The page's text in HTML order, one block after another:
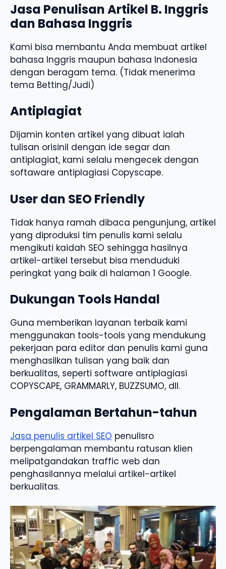
Jasa Penulisan Artikel B. Inggris
dan Bahasa Inggris
Kami bisa membantu Anda membuat artikel
bahasa Inggris maupun bahasa Indonesia
dengan beragam tema. (Tidak menerima
tema Betting/Judi)
Antiplagiat
Dijamin konten artikel yang dibuat ialah
tulisan orisinil dengan ide segar dan
antiplagiat, kami selalu mengecek dengan
softaware antiplagiasi Copyscape.
User dan SEO Friendly
Tidak hanya ramah dibaca pengunjung, artikel
yang diproduksi tim penulis kami selalu
mengikuti kaidah SEO sehingga hasilnya
artikel-artikel tersebut bisa menduduki
peringkat yang baik di halaman 1 Google.
Dukungan Tools Handal
Guna memberikan layanan terbaik kami
menggunakan tools-tools yang mendukung
pekerjaan para editor dan penulis kami guna
menghasilkan tulisan yang baik dan
berkualitas, seperti software antiplagiasi
COPYSCAPE, GRAMMARLY, BUZZSUMO, dll.
Pengalaman Bertahun-tahun
Jasa penulis artikel SEO penulisro
berpengalaman membantu ratusan klien
melipatgandakan traffic web dan
penghasilannya melalui artikel-artikel
berkualitas.